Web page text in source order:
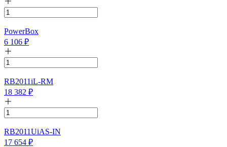
PowerBox
6 106 ₽
RB2011iL-RM
18 382 ₽
RB2011UiAS-IN
17 654 ₽